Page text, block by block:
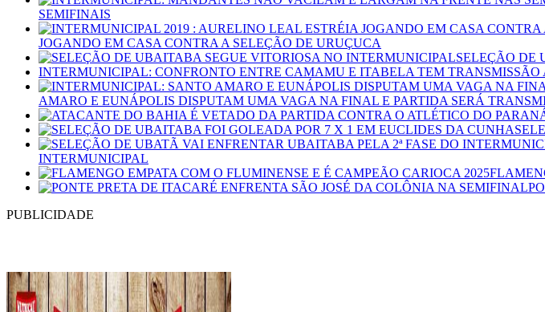
SEMIFINAIS
JOGANDO EM CASA CONTRA A SELEÇÃO DE URUÇUCA
SELEÇÃO DE
INTERMUNICIPAL: CONFRONTO ENTRE CAMAMU E ITABELA TEM
AMARO E EUNÁPOLIS DISPUTAM UMA VAGA NA FINAL E PARTIDA SERÁ
INTERMUNICIPAL
PUBLICIDADE